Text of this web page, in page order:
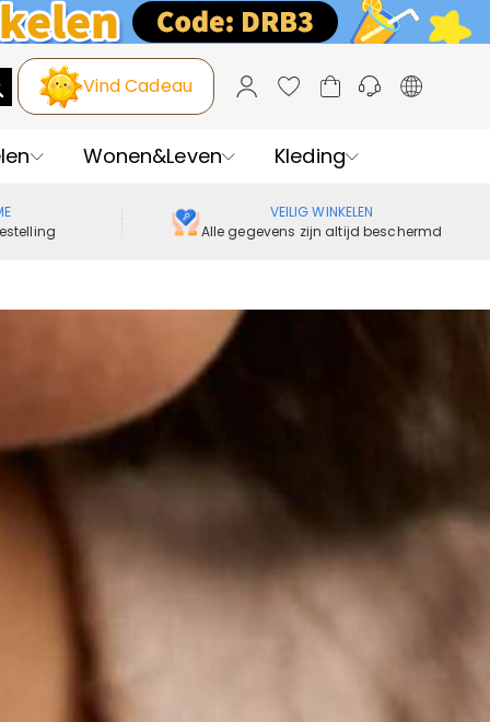
Vind Cadeau
Wonen&Leven Kleding
VEILIG WINKELEN
Alle gegevens zijn altijd beschermd